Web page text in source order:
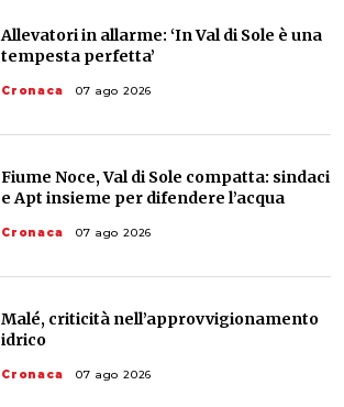
Allevatori in allarme: ‘In Val di Sole è una
tempesta perfetta’
Cronaca 07 ago 2026
Fiume Noce, Val di Sole compatta: sindaci
e Apt insieme per difendere l’acqua
Cronaca 07 ago 2026
Malé, criticità nell’approvvigionamento
idrico
Cronaca 07 ago 2026